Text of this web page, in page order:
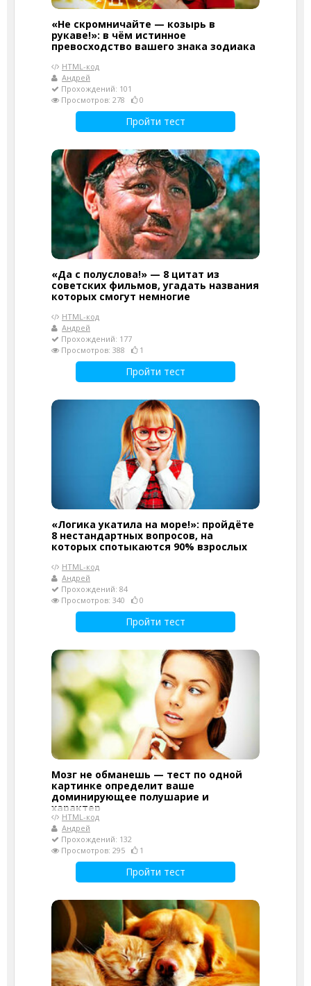
«Не скромничайте — козырь в
рукаве!»: в чём истинное
превосходство вашего знака зодиака
HTML-код
Андрей
Прохождений: 101
Просмотров: 278
0
Пройти тест
«Да с полуслова!» — 8 цитат из
советских фильмов, угадать названия
которых смогут немногие
HTML-код
Андрей
Прохождений: 177
Просмотров: 388
1
Пройти тест
«Логика укатила на море!»: пройдёте
8 нестандартных вопросов, на
которых спотыкаются 90% взрослых
HTML-код
Андрей
Прохождений: 84
Просмотров: 340
0
Пройти тест
Мозг не обманешь — тест по одной
картинке определит ваше
доминирующее полушарие и
характер
HTML-код
Андрей
Прохождений: 132
Просмотров: 295
1
Пройти тест